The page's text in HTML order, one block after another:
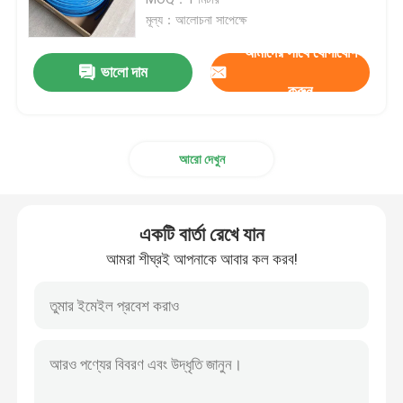
মূল্য：আলোচনা সাপেক্ষে
ভালো দাম
আমাদের সাথে যোগাযোগ
করুন
আরো দেখুন
একটি বার্তা রেখে যান
আমরা শীঘ্রই আপনাকে আবার কল করব!